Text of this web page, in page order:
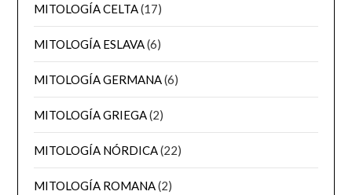
MITOLOGÍA CELTA(17)
MITOLOGÍA ESLAVA(6)
MITOLOGÍA GERMANA(6)
MITOLOGÍA GRIEGA(2)
MITOLOGÍA NÓRDICA(22)
MITOLOGÍA ROMANA(2)